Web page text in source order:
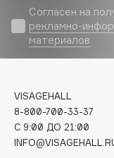
Cettua
Chupa Chups
Clarette
Clarins Precious
Clinique
Clive Christian
Club De Nuit
Согласен на
рекламно-
материалов
VISAGEHALL
8-800-700-33-37
C 9:00 ДО 21:00